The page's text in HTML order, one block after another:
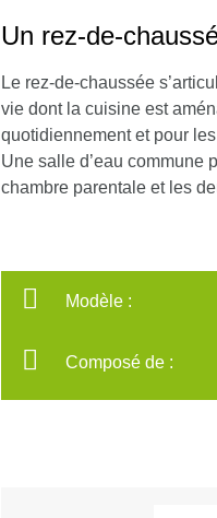
Un rez-de-
Le rez-de-chaussée
vie dont la cuisine est
quotidiennement et pour
Une salle d’eau commune
chambre parentale et les
Modèle :
Composé de :